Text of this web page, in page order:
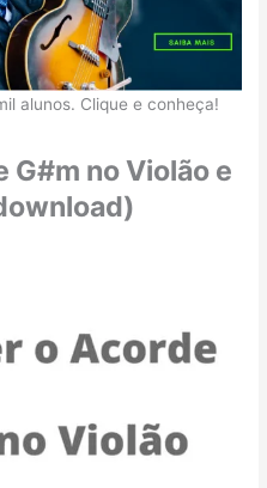
alunos. Clique e conheça!
no Violão e